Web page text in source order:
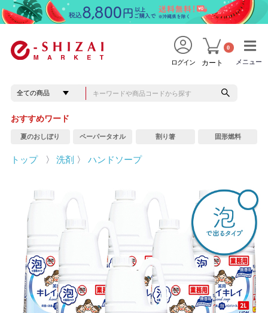
メニュー
メニュー
ログイン カート
0
おすすめワード
夏のおしぼり ペーパータオル 割り箸 固形燃料
トップ 〉 洗剤 〉 ハンドソープ